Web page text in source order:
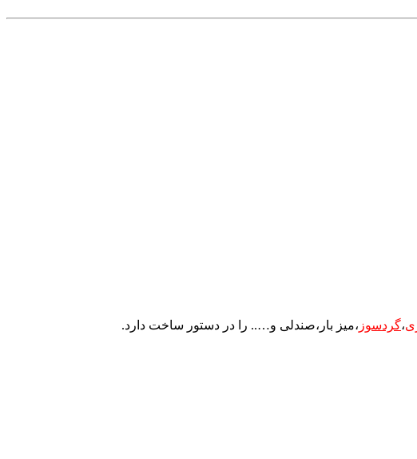
،گردسوز ،میز بار،صندلی و….. را در دستور ساخت دارد.